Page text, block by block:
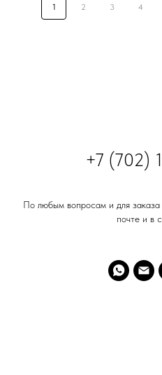
1 2 3 4
+7 (702)
По любым вопросам и для
почте и в